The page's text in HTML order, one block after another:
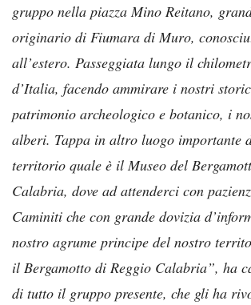
gruppo nella piazza Mino Reitano,
originario di Fiumara di Muro,
all’estero. Passeggiata lungo il
d’Italia, facendo ammirare i nostri
patrimonio archeologico e botanico, i
alberi. Tappa in altro luogo importante
territorio quale è il Museo del
Calabria, dove ad attenderci con
Caminiti che con grande dovizia
nostro agrume principe del nostro
il Bergamotto di Reggio Calabria”, ha
di tutto il gruppo presente, che gli ha